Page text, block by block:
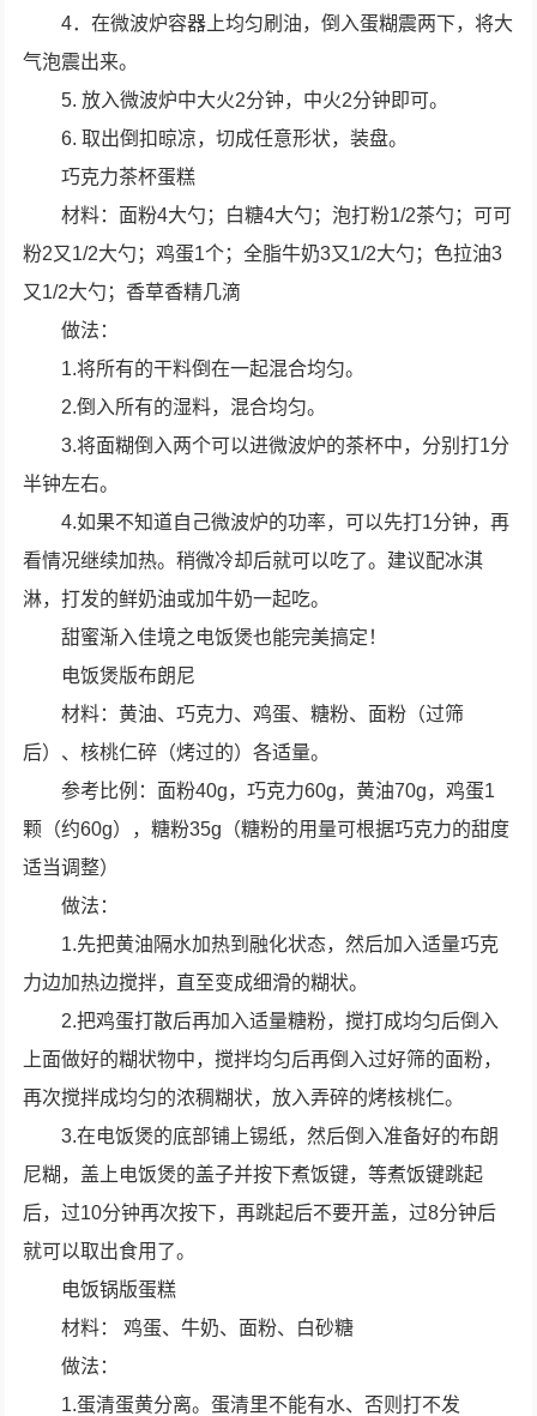
4．在微波炉容器上均匀刷油，倒入蛋糊震两下，将大
气泡震出来。
5. 放入微波炉中大火2分钟，中火2分钟即可。
6. 取出倒扣晾凉，切成任意形状，装盘。
巧克力茶杯蛋糕
材料：面粉4大勺；白糖4大勺；泡打粉1/2茶勺；可可
粉2又1/2大勺；鸡蛋1个；全脂牛奶3又1/2大勺；色拉油3
又1/2大勺；香草香精几滴
做法：
1.将所有的干料倒在一起混合均匀。
2.倒入所有的湿料，混合均匀。
3.将面糊倒入两个可以进微波炉的茶杯中，分别打1分
半钟左右。
4.如果不知道自己微波炉的功率，可以先打1分钟，再
看情况继续加热。稍微冷却后就可以吃了。建议配冰淇
淋，打发的鲜奶油或加牛奶一起吃。
甜蜜渐入佳境之电饭煲也能完美搞定！
电饭煲版布朗尼
材料：黄油、巧克力、鸡蛋、糖粉、面粉（过筛
后）、核桃仁碎（烤过的）各适量。
参考比例：面粉40g，巧克力60g，黄油70g，鸡蛋1
颗（约60g），糖粉35g（糖粉的用量可根据巧克力的甜度
适当调整）
做法：
1.先把黄油隔水加热到融化状态，然后加入适量巧克
力边加热边搅拌，直至变成细滑的糊状。
2.把鸡蛋打散后再加入适量糖粉，搅打成均匀后倒入
上面做好的糊状物中，搅拌均匀后再倒入过好筛的面粉，
再次搅拌成均匀的浓稠糊状，放入弄碎的烤核桃仁。
3.在电饭煲的底部铺上锡纸，然后倒入准备好的布朗
尼糊，盖上电饭煲的盖子并按下煮饭键，等煮饭键跳起
后，过10分钟再次按下，再跳起后不要开盖，过8分钟后
就可以取出食用了。
电饭锅版蛋糕
材料： 鸡蛋、牛奶、面粉、白砂糖
做法：
1.蛋清蛋黄分离。蛋清里不能有水、否则打不发